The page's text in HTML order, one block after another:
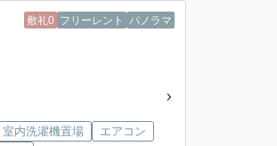
敷礼0 フリーレント パノラマ
室内洗濯機置場
エアコン